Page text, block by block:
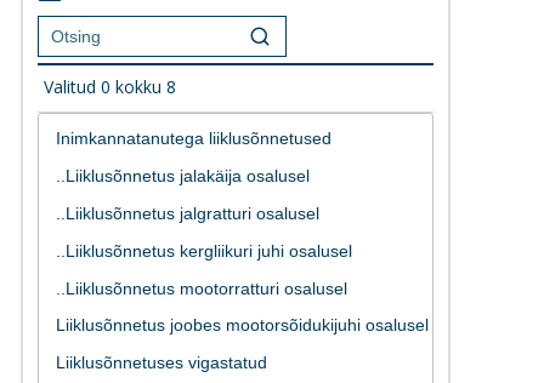
Valitud 0 kokku 8